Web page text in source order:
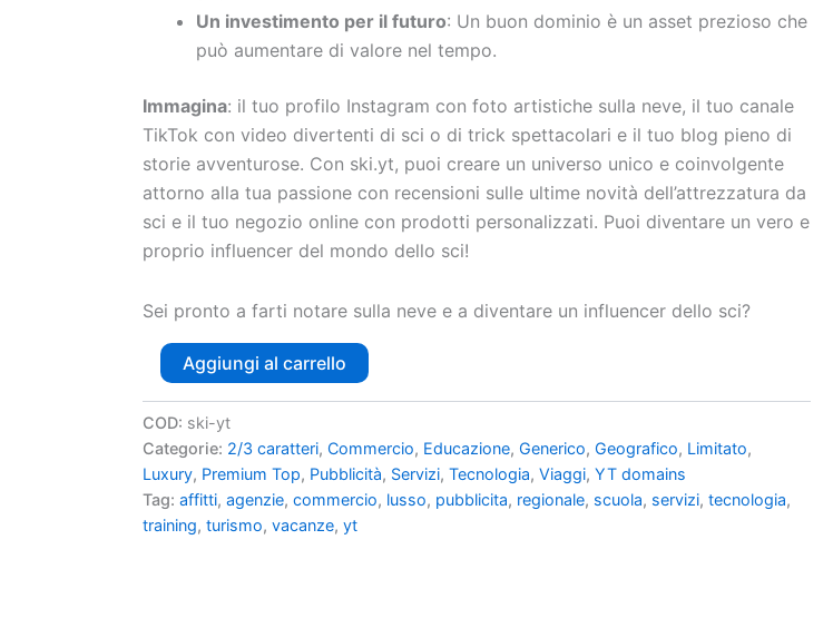
Un investimento per il futuro: Un buon dominio è un asset prezioso che
può aumentare di valore nel tempo.
Immagina: il tuo profilo Instagram con foto artistiche sulla neve, il tuo canale
TikTok con video divertenti di sci o di trick spettacolari e il tuo blog pieno di
storie avventurose. Con ski.yt, puoi creare un universo unico e coinvolgente
attorno alla tua passione con recensioni sulle ultime novità dell’attrezzatura da
sci e il tuo negozio online con prodotti personalizzati. Puoi diventare un vero e
proprio influencer del mondo dello sci!
Sei pronto a farti notare sulla neve e a diventare un influencer dello sci?
Aggiungi al carrello
COD: ski-yt
Categorie: 2/3 caratteri,Commercio, Educazione,Generico,Geografico, Limitato,
Luxury, Premium Top, Pubblicità, Servizi,Tecnologia,Viaggi,YT domains
Tag:affitti,agenzie,commercio, lusso, pubblicita, regionale, scuola, servizi,tecnologia,
training,turismo,vacanze,yt